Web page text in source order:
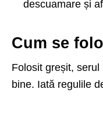
descuamare și
Cum se
Folosit greșit,
bine. Iată regulile